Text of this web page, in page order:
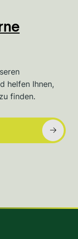
helfen Ihnen,
finden.